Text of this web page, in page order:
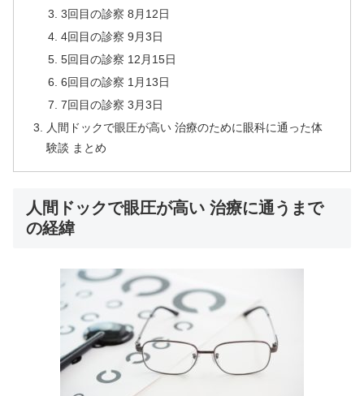
3回目の診察 8月12日
4回目の診察 9月3日
5回目の診察 12月15日
6回目の診察 1月13日
7回目の診察 3月3日
人間ドックで眼圧が高い 治療のために眼科に通った体
験談 まとめ
人間ドックで眼圧が高い 治療に通うまで
の経緯